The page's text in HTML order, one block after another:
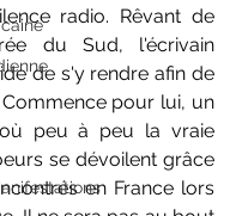
radio. Rêvant de
du Sud, l'écrivain
de s'y rendre afin de
pour lui, un
peu à peu la vraie
se dévoilent grâce
en France lors